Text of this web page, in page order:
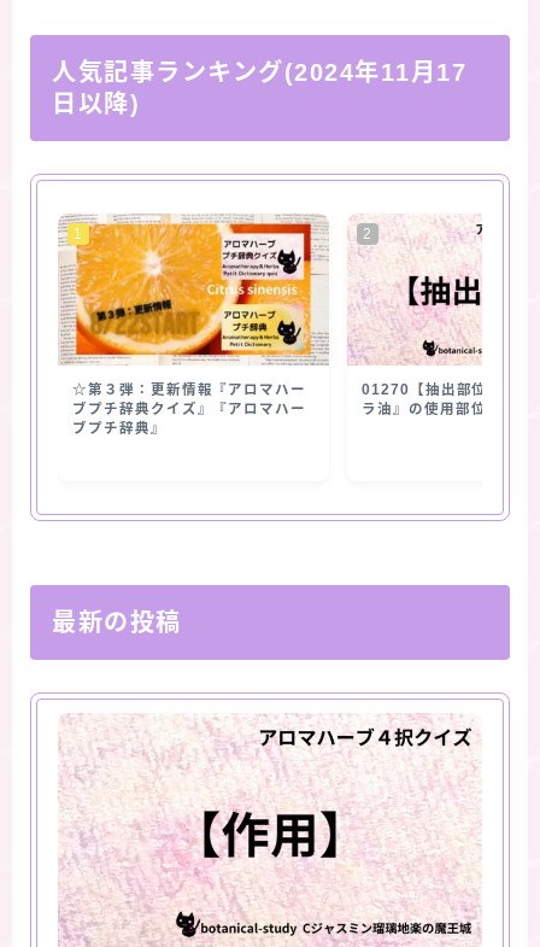
人気記事ランキング(2024年11月17
日以降)
☆第３弾：更新情報『アロマハー
ブプチ辞典クイズ』『アロマハー
ブプチ辞典』
01270【抽出部位】『カ
ラ油』の使用部位
最新の投稿